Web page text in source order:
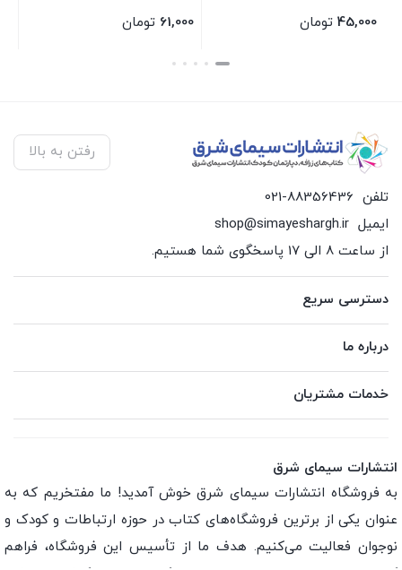
45,000 تومان
61,000 تومان
بستن
رفتن به بالا
تلفن 021-88356436
ایمیل shop@simayeshargh.ir
از ساعت 8 الی 17 پاسخگوی شما هستیم.
دسترسی سریع
درباره ما
خدمات مشتریان
انتشارات سیمای شرق
به فروشگاه انتشارات سیمای شرق خوش آمدید! ما مفتخریم که به
عنوان یکی از برترین فروشگاه‌های کتاب در حوزه ارتباطات و کودک و
نوجوان فعالیت می‌کنیم. هدف ما از تأسیس این فروشگاه، فراهم